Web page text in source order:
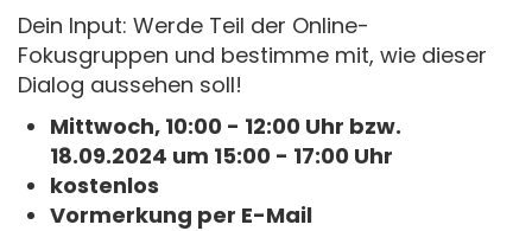
Dein Input: Werde Teil der Online-
Fokusgruppen und bestimme mit, wie dieser
Dialog aussehen soll!
Mittwoch, 10:00 - 12:00 Uhr bzw.
18.09.2024 um 15:00 - 17:00 Uhr
kostenlos
Vormerkung per E-Mail